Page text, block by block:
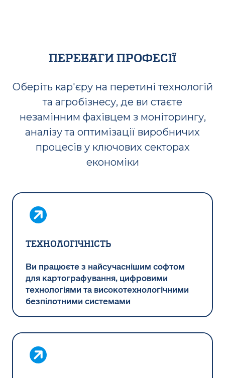
переваги професії
Оберіть кар'єру на перетині технологій
та агробізнесу, де ви стаєте
незамінним фахівцем з моніторингу,
аналізу та оптимізації виробничих
процесів у ключових секторах
економіки
Технологічність
Ви працюєте з найсучаснішим софтом
для картографування, цифровими
технологіями та високотехнологічними
безпілотними системами